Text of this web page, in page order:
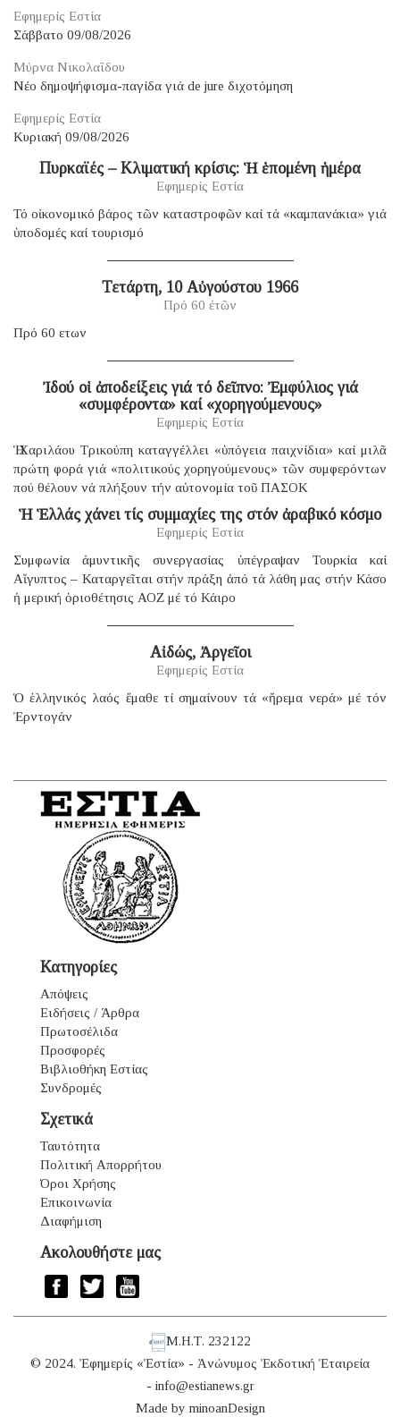
Εφημερίς Εστία
Σάββατο 09/08/2026
Μύρνα Νικολαΐδου
Νέο δημοψήφισμα-παγίδα γιά de jure διχοτόμηση
Εφημερίς Εστία
Κυριακή 09/08/2026
Πυρκαϊές – Κλιματική κρίσις: Ἡ ἑπομένη ἡμέρα
Εφημερίς Εστία
Τό οἰκονομικό βάρος τῶν καταστροφῶν καί τά «καμπανάκια» γιά
ὑποδομές καί τουρισμό
Τετάρτη, 10 Αὐγούστου 1966
Πρό 60 ἐτῶν
Πρό 60 ετων
Ἰδού οἱ ἀποδείξεις γιά τό δεῖπνο: Ἐμφύλιος γιά
«συμφέροντα» καί «χορηγούμενους»
Εφημερίς Εστία
Ἡ Χαριλάου Τρικούπη καταγγέλλει «ὑπόγεια παιχνίδια» καί μιλᾶ
πρώτη φορά γιά «πολιτικούς χορηγούμενους» τῶν συμφερόντων
πού θέλουν νά πλήξουν τήν αὐτονομία τοῦ ΠΑΣΟΚ
Ἡ Ἑλλάς χάνει τίς συμμαχίες της στόν ἀραβικό κόσμο
Εφημερίς Εστία
Συμφωνία ἀμυντικῆς συνεργασίας ὑπέγραψαν Τουρκία καί
Αἴγυπτος – Καταργεῖται στήν πράξη ἀπό τά λάθη μας στήν Κάσο
ἡ μερική ὁριοθέτησις ΑΟΖ μέ τό Κάιρο
Αἰδώς, Ἀργεῖοι
Εφημερίς Εστία
Ὁ ἑλληνικός λαός ἔμαθε τί σημαίνουν τά «ἤρεμα νερά» μέ τόν
Ἐρντογάν
Κατηγορίες
Απόψεις
Ειδήσεις / Άρθρα
Πρωτοσέλιδα
Προσφορές
Βιβλιοθήκη Εστίας
Συνδρομές
Σχετικά
Ταυτότητα
Πολιτική Απορρήτου
Όροι Χρήσης
Επικοινωνία
Διαφήμιση
Ακολουθήστε μας
Μ.Η.Τ. 232122
© 2024. Ἐφημερίς «Ἑστία» - Ἀνώνυμος Ἐκδοτική Ἑταιρεία
- info@estianews.gr
Made by minoanDesign